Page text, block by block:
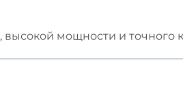
, высокой мощности и точного